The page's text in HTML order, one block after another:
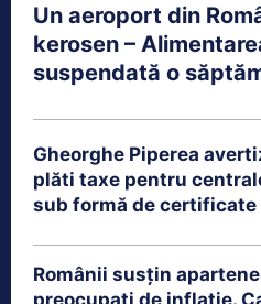
Un aeroport din
kerosen –
suspendată o
Gheorghe Piperea
plăti taxe pentru
sub formă de certificate
Românii susțin
preocupați de inflație.